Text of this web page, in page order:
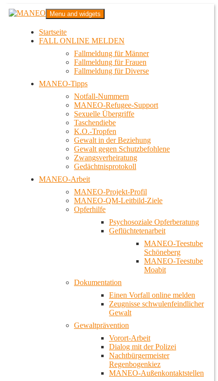
Zum
InhaltMANEO
Das schwule Anti-Gewalt-Projekt in Berlin
Menu and widgets
Startseite
FALL ONLINE MELDEN
Fallmeldung für Männer
Fallmeldung für Frauen
Fallmeldung für Diverse
MANEO-Tipps
Notfall-Nummern
MANEO-Refugee-Support
Sexuelle Übergriffe
Taschendiebe
K.O.-Tropfen
Gewalt in der Beziehung
Gewalt gegen Schutzbefohlene
Zwangsverheiratung
Gedächtnisprotokoll
MANEO-Arbeit
MANEO-Projekt-Profil
MANEO-QM-Leitbild-Ziele
Opferhilfe
Psychosoziale Opferberatung
Geflüchtetenarbeit
MANEO-Teestube
Schöneberg
MANEO-Teestube
Moabit
Dokumentation
Einen Vorfall online melden
Zeugnisse schwulenfeindlicher
Gewalt
Gewaltprävention
Vorort-Arbeit
Dialog mit der Polizei
Nachtbürgermeister
Regenbogenkiez
MANEO-Außenkontaktstellen